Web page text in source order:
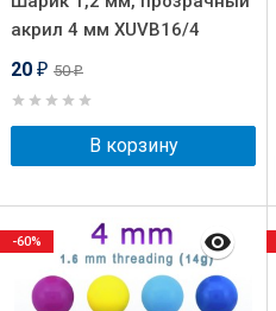
акрил 4 мм XUVB16/4
20 ₽ 50₽
В корзину
-60%